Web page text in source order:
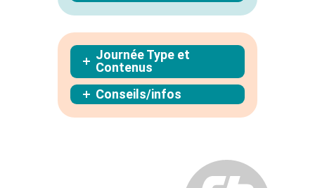
Journée Type et
Contenus
Conseils/infos